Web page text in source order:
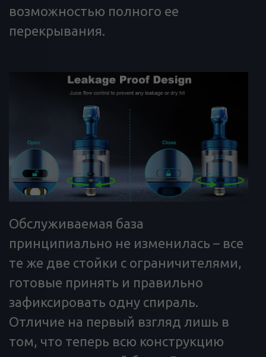
возможностью полного ее
перекрывания.
Обслуживаемая база
принципиально не изменилась – все
те же две стойки с ограничителями,
готовые принять и правильно
зафиксировать одну спираль.
Отличие на первый взгляд лишь в
том, что теперь всю конструкцию